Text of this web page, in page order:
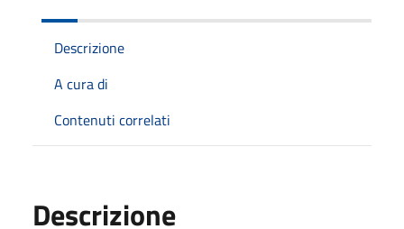
Descrizione
A cura di
Contenuti correlati
Descrizione